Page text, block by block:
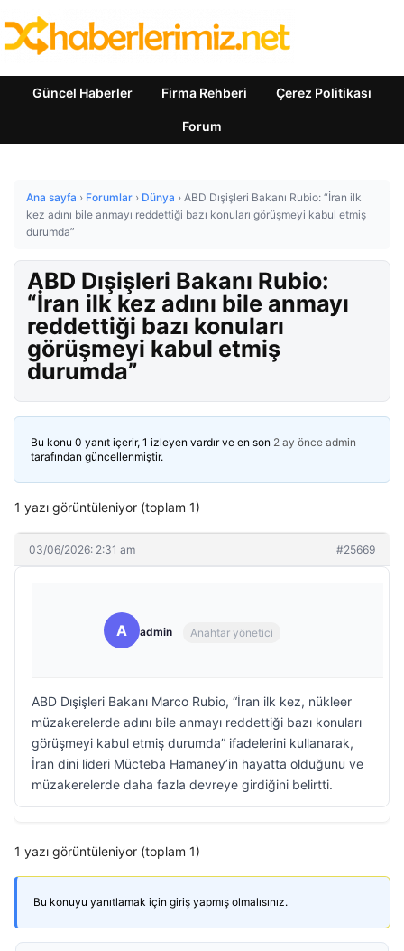
Güncel Haberler Firma Rehberi Çerez Politikası
Forum
Ana sayfa › Forumlar › Dünya › ABD Dışişleri Bakanı Rubio: “İran ilk
kez adını bile anmayı reddettiği bazı konuları görüşmeyi kabul etmiş
durumda”
ABD Dışişleri Bakanı Rubio:
“İran ilk kez adını bile anmayı
reddettiği bazı konuları
görüşmeyi kabul etmiş
durumda”
Bu konu 0 yanıt içerir, 1 izleyen vardır ve en son 2 ay önce admin
tarafından güncellenmiştir.
1 yazı görüntüleniyor (toplam 1)
03/06/2026: 2:31 am #25669
A admin Anahtar yönetici
ABD Dışişleri Bakanı Marco Rubio, “İran ilk kez, nükleer
müzakerelerde adını bile anmayı reddettiği bazı konuları
görüşmeyi kabul etmiş durumda” ifadelerini kullanarak,
İran dini lideri Mücteba Hamaney’in hayatta olduğunu ve
müzakerelerde daha fazla devreye girdiğini belirtti.
1 yazı görüntüleniyor (toplam 1)
Bu konuyu yanıtlamak için giriş yapmış olmalısınız.